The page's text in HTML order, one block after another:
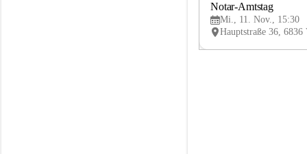
Notar-Amtstag
Mi., 11. Nov., 15:30